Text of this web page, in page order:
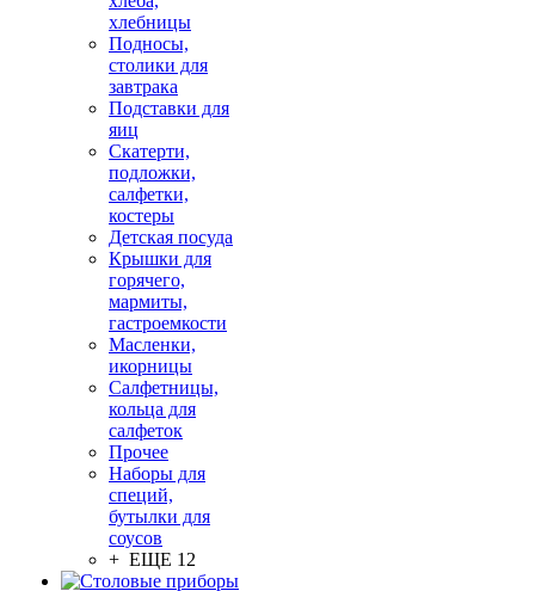
хлебницы
Подносы,
столики для
завтрака
Подставки для
яиц
Скатерти,
подложки,
салфетки,
костеры
Детская посуда
Крышки для
горячего,
мармиты,
гастроемкости
Масленки,
икорницы
Салфетницы,
кольца для
салфеток
Прочее
Наборы для
специй,
бутылки для
соусов
+ ЕЩЕ 12